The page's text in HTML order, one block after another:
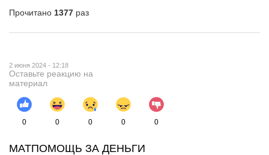
Прочитано 1377 раз
2 июня 2024 - 12:18
Оставьте реакцию на
материал
0 0 0 0 0
МАТПОМОЩЬ ЗА ДЕНЬГИ